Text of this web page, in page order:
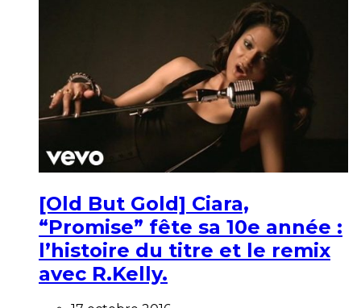
[Old But Gold] Ciara,
“Promise” fête sa 10e année :
l’histoire du titre et le remix
avec R.Kelly.